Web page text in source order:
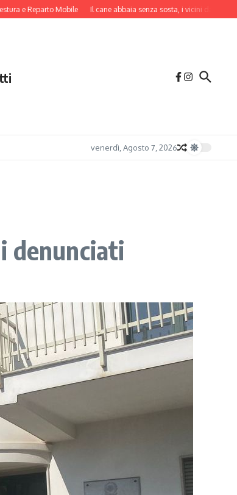
Mobile Il cane abbaia senza sosta, i vicini danno l’allarme:
venerdì, Agosto 7, 2026
denunciati